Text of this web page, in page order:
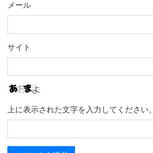
メール
サイト
上に表示された文字を入力してください。